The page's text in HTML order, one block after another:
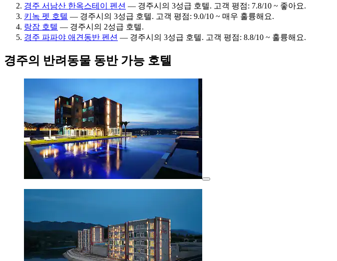
경주 서남산 한옥스테이 펜션 — 경주시의 3성급 호텔. 고객 평점: 7.8/10 ~ 좋아요.
키녹 펫 호텔 — 경주시의 3성급 호텔. 고객 평점: 9.0/10 ~ 매우 훌륭해요.
랑잠 호텔 — 경주시의 2성급 호텔.
경주 파파야 애견동반 펜션 — 경주시의 3성급 호텔. 고객 평점: 8.8/10 ~ 훌륭해요.
경주의 반려동물 동반 가능 호텔